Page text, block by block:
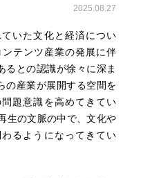
2025.08.27
いた文化と経済につい
テンツ産業の発展に伴
るとの認識が徐々に深ま
の産業が展開する空間を
題意識を高めてきてい
生の文脈の中で、文化や
るようになってきてい